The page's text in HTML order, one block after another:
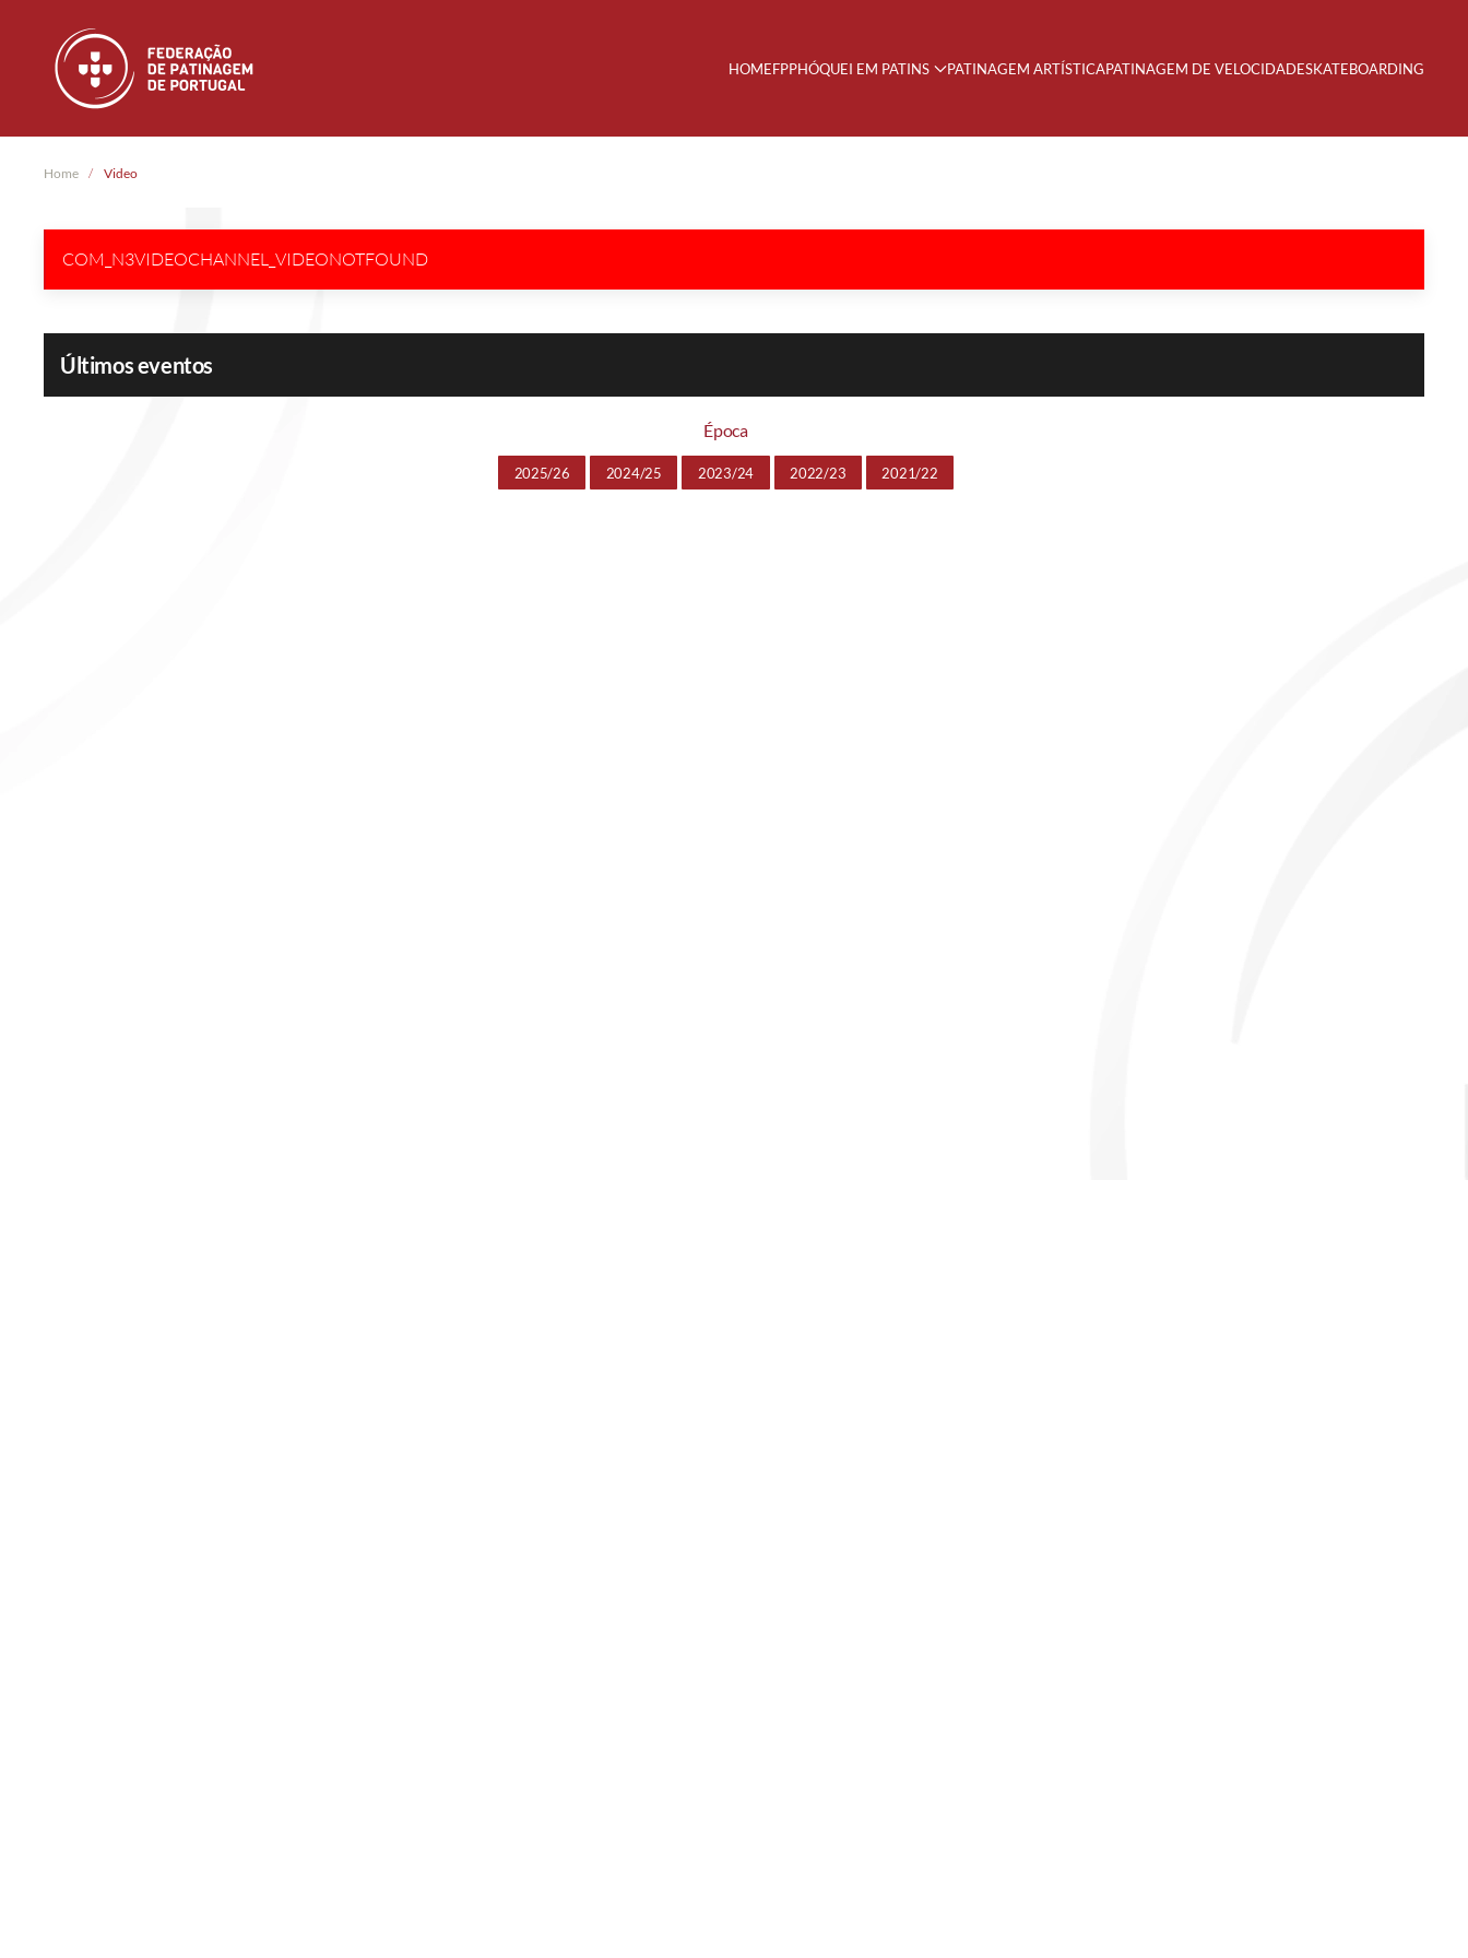
Skip to main content HOMEFPPHÓQUEI EM PATINS PATINAGEM ARTÍSTICAPATINAGEM DE VELOCIDADESKATEBOARDING
Home Video
COM_N3VIDEOCHANNEL_VIDEONOTFOUND
Últimos eventos
Época
2025/26 2024/25 2023/24 2022/23 2021/22